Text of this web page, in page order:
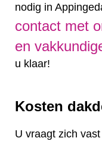
nodig in
contact met
en
u klaar!
Kosten
U vraagt zich